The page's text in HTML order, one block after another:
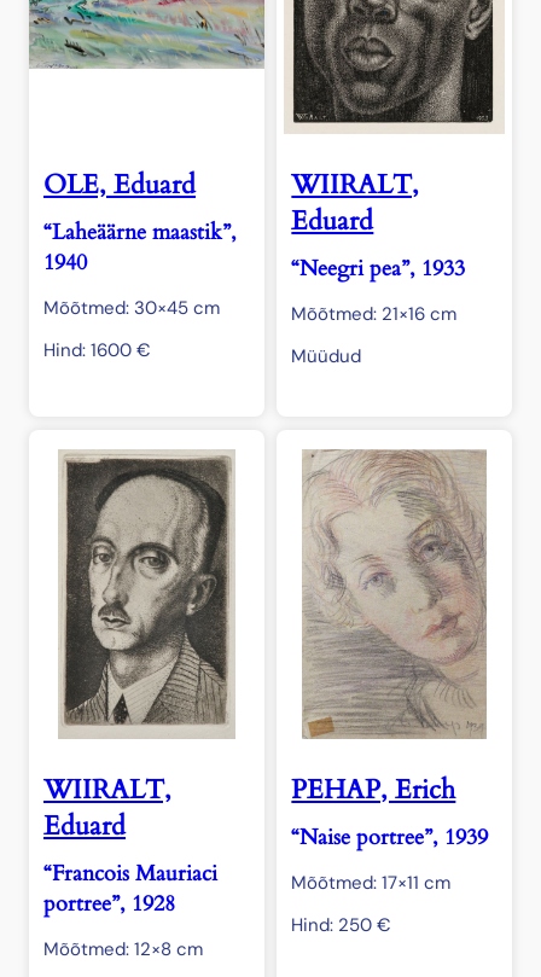
OLE, Eduard
“Laheäärne maastik”,
1940
Mõõtmed: 30×45 cm
Hind: 1600 €
WIIRALT,
Eduard
“Neegri pea”, 1933
Mõõtmed: 21×16 cm
Müüdud
WIIRALT,
Eduard
“Francois Mauriaci
portree”, 1928
Mõõtmed: 12×8 cm
PEHAP, Erich
“Naise portree”, 1939
Mõõtmed: 17×11 cm
Hind: 250€